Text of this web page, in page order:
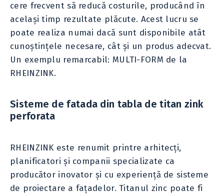
cere frecvent să reducă costurile, producând în
același timp rezultate plăcute. Acest lucru se
poate realiza numai dacă sunt disponibile atât
cunoștințele necesare, cât și un produs adecvat.
Un exemplu remarcabil: MULTI-FORM de la
RHEINZINK.
Sisteme de fatada din tabla de titan zink
perforata
RHEINZINK este renumit printre arhitecți,
planificatori și companii specializate ca
producător inovator și cu experiență de sisteme
de proiectare a fațadelor. Titanul zinc poate fi